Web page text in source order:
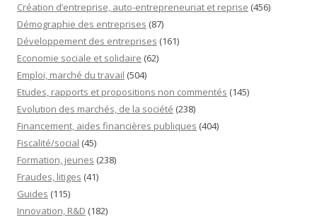
Création d’entreprise, auto-entrepreneuriat et reprise (456)
Démographie des entreprises (87)
Développement des entreprises (161)
Economie sociale et solidaire (62)
Emploi, marché du travail (504)
Etudes, rapports et propositions non commentés (145)
Evolution des marchés, de la société (238)
Financement, aides financières publiques (404)
Fiscalité/social (45)
Formation, jeunes (238)
Fraudes, litiges (41)
Guides (115)
Innovation, R&D (182)